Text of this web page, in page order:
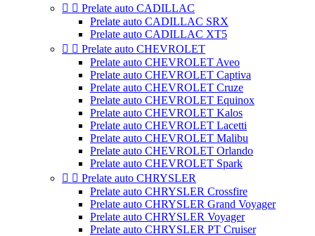
  Prelate auto CADILLAC
Prelate auto CADILLAC SRX
Prelate auto CADILLAC XT5
  Prelate auto CHEVROLET
Prelate auto CHEVROLET Aveo
Prelate auto CHEVROLET Captiva
Prelate auto CHEVROLET Cruze
Prelate auto CHEVROLET Equinox
Prelate auto CHEVROLET Kalos
Prelate auto CHEVROLET Lacetti
Prelate auto CHEVROLET Malibu
Prelate auto CHEVROLET Orlando
Prelate auto CHEVROLET Spark
  Prelate auto CHRYSLER
Prelate auto CHRYSLER Crossfire
Prelate auto CHRYSLER Grand Voyager
Prelate auto CHRYSLER Voyager
Prelate auto CHRYSLER PT Cruiser